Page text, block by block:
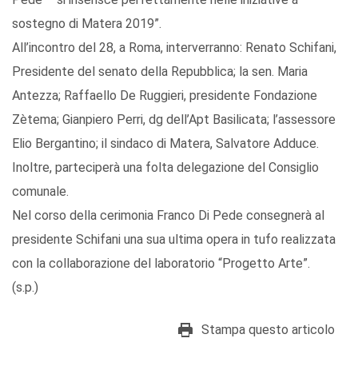
sostegno di Matera 2019”.
All’incontro del 28, a Roma, interverranno: Renato Schifani,
Presidente del senato della Repubblica; la sen. Maria
Antezza; Raffaello De Ruggieri, presidente Fondazione
Zètema; Gianpiero Perri, dg dell’Apt Basilicata; l’assessore
Elio Bergantino; il sindaco di Matera, Salvatore Adduce.
Inoltre, parteciperà una folta delegazione del Consiglio
comunale.
Nel corso della cerimonia Franco Di Pede consegnerà al
presidente Schifani una sua ultima opera in tufo realizzata
con la collaborazione del laboratorio “Progetto Arte”.
(s.p.)
Stampa questo articolo